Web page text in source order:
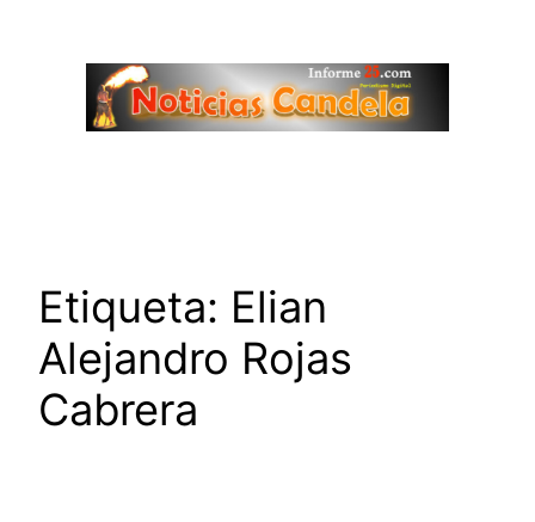
contenido
Etiqueta: Elian
Alejandro Rojas
Cabrera